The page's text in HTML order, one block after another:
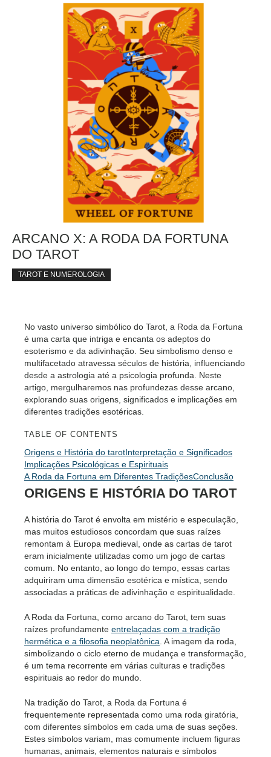
ARCANO X: A RODA DA FORTUNA
DO TAROT
TAROT E NUMEROLOGIA
No vasto universo simbólico do Tarot, a Roda da Fortuna
é uma carta que intriga e encanta os adeptos do
esoterismo e da adivinhação. Seu simbolismo denso e
multifacetado atravessa séculos de história, influenciando
desde a astrologia até a psicologia profunda. Neste
artigo, mergulharemos nas profundezas desse arcano,
explorando suas origens, significados e implicações em
diferentes tradições esotéricas.
TABLE OF CONTENTS
Origens e História do tarotInterpretação e Significados
Implicações Psicológicas e Espirituais
A Roda da Fortuna em Diferentes TradiçõesConclusão
ORIGENS E HISTÓRIA DO TAROT
A história do Tarot é envolta em mistério e especulação,
mas muitos estudiosos concordam que suas raízes
remontam à Europa medieval, onde as cartas de tarot
eram inicialmente utilizadas como um jogo de cartas
comum. No entanto, ao longo do tempo, essas cartas
adquiriram uma dimensão esotérica e mística, sendo
associadas a práticas de adivinhação e espiritualidade.
A Roda da Fortuna, como arcano do Tarot, tem suas
raízes profundamente entrelaçadas com a tradição
hermética e a filosofia neoplatônica. A imagem da roda,
simbolizando o ciclo eterno de mudança e transformação,
é um tema recorrente em várias culturas e tradições
espirituais ao redor do mundo.
Na tradição do Tarot, a Roda da Fortuna é
frequentemente representada como uma roda giratória,
com diferentes símbolos em cada uma de suas seções.
Estes símbolos variam, mas comumente incluem figuras
humanas, animais, elementos naturais e símbolos